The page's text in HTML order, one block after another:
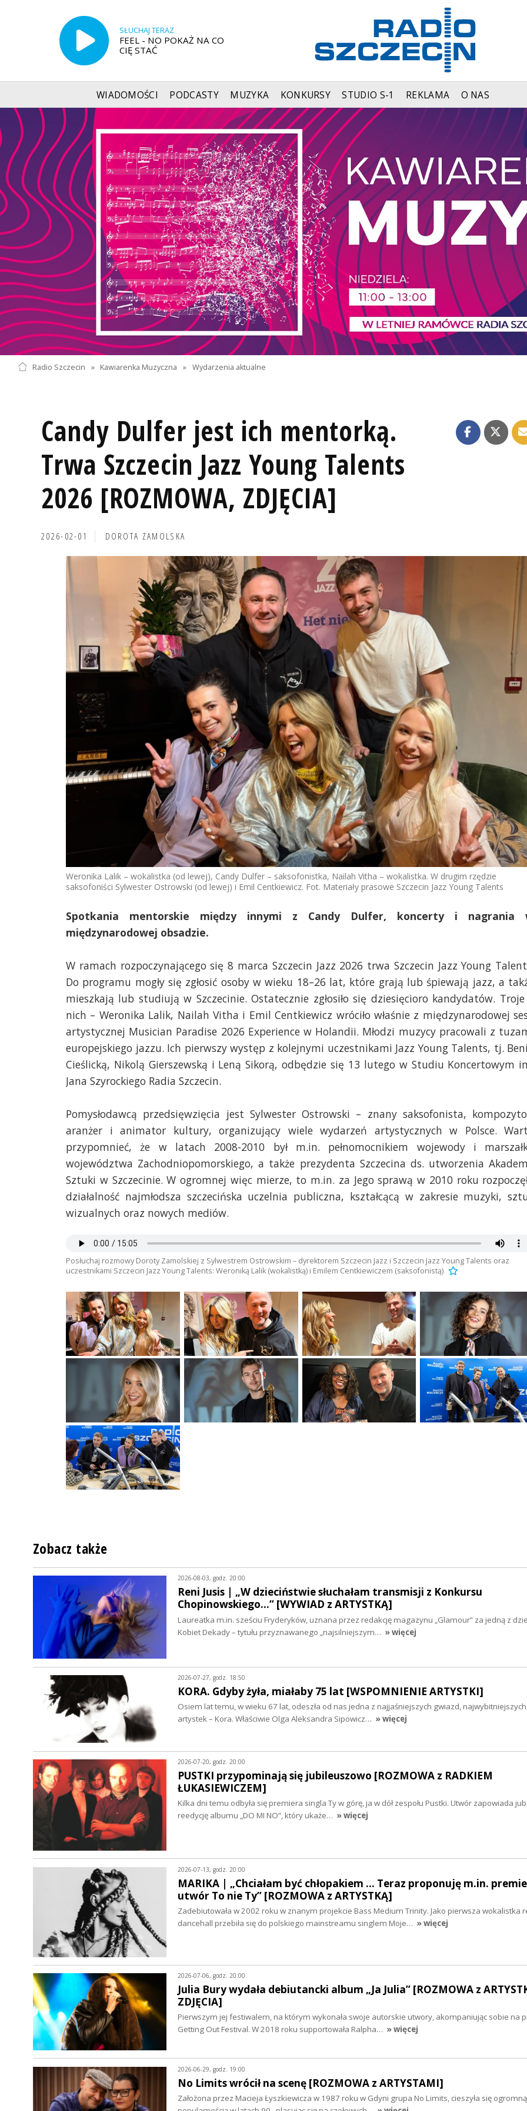
SŁUCHAJ TERAZ
FEEL - NO POKAŻ NA CO
CIĘ STAĆ
WIADOMOŚCI PODCASTY MUZYKA KONKURSY STUDIO S-1 REKLAMA O NAS
Radio Szczecin » Kawiarenka Muzyczna » Wydarzenia aktualne
Candy Dulfer jest ich mentorką.
Trwa Szczecin Jazz Young Talents
2026 [ROZMOWA, ZDJĘCIA]
2026-02-01 DOROTA ZAMOLSKA
Weronika Lalik – wokalistka (od lewej), Candy Dulfer – saksofonistka, Nailah Vitha – wokalistka. W drugim rzędzie
saksofoniści Sylwester Ostrowski (od lewej) i Emil Centkiewicz. Fot. Materiały prasowe Szczecin Jazz Young Talents
Spotkania mentorskie między innymi z Candy Dulfer, koncerty i nagrania
międzynarodowej obsadzie.
W ramach rozpoczynającego się 8 marca Szczecin Jazz 2026 trwa Szczecin Jazz Young
Do programu mogły się zgłosić osoby w wieku 18–26 lat, które grają lub śpiewają jazz, a
mieszkają lub studiują w Szczecinie. Ostatecznie zgłosiło się dziesięcioro kandydatów.
nich – Weronika Lalik, Nailah Vitha i Emil Centkiewicz wróciło właśnie z międzynarodowej
artystycznej Musician Paradise 2026 Experience w Holandii. Młodzi muzycy pracowali z
europejskiego jazzu. Ich pierwszy występ z kolejnymi uczestnikami Jazz Young Talents, tj.
Cieślicką, Nikolą Gierszewską i Leną Sikorą, odbędzie się 13 lutego w Studiu Koncertowym
Jana Szyrockiego Radia Szczecin.
Pomysłodawcą przedsięwzięcia jest Sylwester Ostrowski – znany saksofonista,
aranżer i animator kultury, organizujący wiele wydarzeń artystycznych w Polsce.
przypomnieć, że w latach 2008-2010 był m.in. pełnomocnikiem wojewody i
województwa Zachodniopomorskiego, a także prezydenta Szczecina ds. utworzenia
Sztuki w Szczecinie. W ogromnej więc mierze, to m.in. za Jego sprawą w 2010 roku
działalność najmłodsza szczecińska uczelnia publiczna, kształcącą w zakresie muzyki,
wizualnych oraz nowych mediów.
Posłuchaj rozmowy Doroty Zamolskiej z Sylwestrem Ostrowskim – dyrektorem Szczecin Jazz i Szczecin Jazz Young Talents oraz
uczestnikami Szczecin Jazz Young Talents: Weroniką Lalik (wokalistką) i Emilem Centkiewiczem (saksofonistą)
Zobacz także
2026-08-03, godz. 20:00
Reni Jusis | „W dzieciństwie słuchałam transmisji z Konkursu
Chopinowskiego…” [WYWIAD z ARTYSTKĄ]
Laureatka m.in. sześciu Fryderyków, uznana przez redakcję magazynu „Glamour” za jedną z
Kobiet Dekady – tytułu przyznawanego „najsilniejszym… » więcej
2026-07-27, godz. 18:50
KORA. Gdyby żyła, miałaby 75 lat [WSPOMNIENIE ARTYSTKI]
Osiem lat temu, w wieku 67 lat, odeszła od nas jedna z najjaśniejszych gwiazd,
artystek – Kora. Właściwie Olga Aleksandra Sipowicz… » więcej
2026-07-20, godz. 20:00
PUSTKI przypominają się jubileuszowo [ROZMOWA z RADKIEM
ŁUKASIEWICZEM]
Kilka dni temu odbyła się premiera singla Ty w górę, ja w dół zespołu Pustki. Utwór zapowiada
reedycję albumu „DO MI NO”, który ukaże… » więcej
2026-07-13, godz. 20:00
MARIKA | „Chciałam być chłopakiem ... Teraz proponuję m.in.
utwór To nie Ty” [ROZMOWA z ARTYSTKĄ]
Zadebiutowała w 2002 roku w znanym projekcie Bass Medium Trinity. Jako pierwsza wokalistka
dancehall przebiła się do polskiego mainstreamu singlem Moje… » więcej
2026-07-06, godz. 20:00
Julia Bury wydała debiutancki album „Ja Julia” [ROZMOWA z
ZDJĘCIA]
Pierwszym jej festiwalem, na którym wykonała swoje autorskie utwory, akompaniując sobie na
Getting Out Festival. W 2018 roku supportowała Ralpha… » więcej
2026-06-29, godz. 19:00
No Limits wrócił na scenę [ROZMOWA z ARTYSTAMI]
Założona przez Macieja Łyszkiewicza w 1987 roku w Gdyni grupa No Limits, cieszyła się ogromną